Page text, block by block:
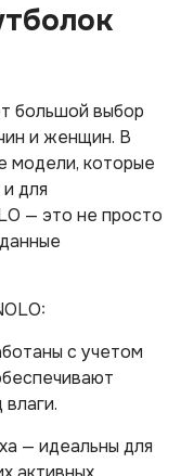
большой выбор
и женщин. В
модели, которые
для
— это не просто
с учетом
— идеальны для